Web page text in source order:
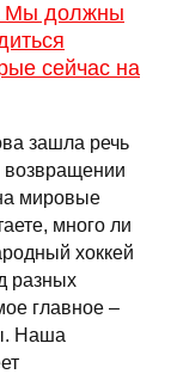
Мы должны
сейчас на
зашла речь
возвращении
мировые
много ли
хоккей
разных
главное –
Наша